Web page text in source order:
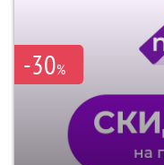
-30%